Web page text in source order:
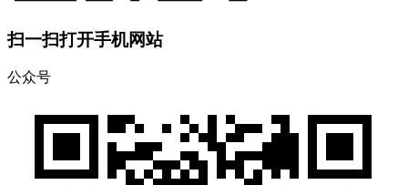
扫一扫打开手机网站
公众号